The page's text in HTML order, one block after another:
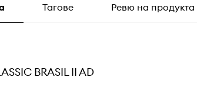
Тагове Ревю на продукта
BRASIL II AD